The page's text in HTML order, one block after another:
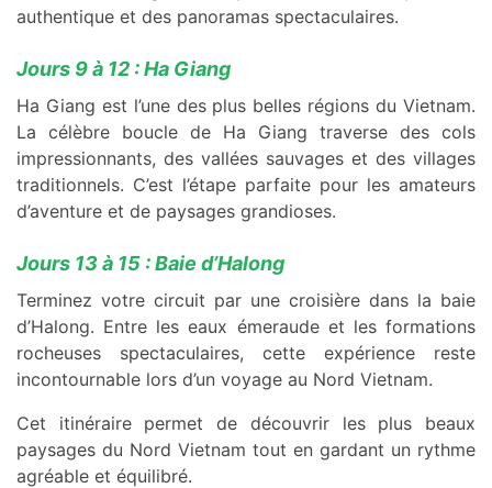
authentique et des panoramas spectaculaires.
Jours 9 à 12 : Ha Giang
Ha Giang est l’une des plus belles régions du Vietnam.
La célèbre boucle de Ha Giang traverse des cols
impressionnants, des vallées sauvages et des villages
traditionnels. C’est l’étape parfaite pour les amateurs
d’aventure et de paysages grandioses.
Jours 13 à 15 : Baie d’Halong
Terminez votre circuit par une croisière dans la baie
d’Halong. Entre les eaux émeraude et les formations
rocheuses spectaculaires, cette expérience reste
incontournable lors d’un voyage au Nord Vietnam.
Cet itinéraire permet de découvrir les plus beaux
paysages du Nord Vietnam tout en gardant un rythme
agréable et équilibré.